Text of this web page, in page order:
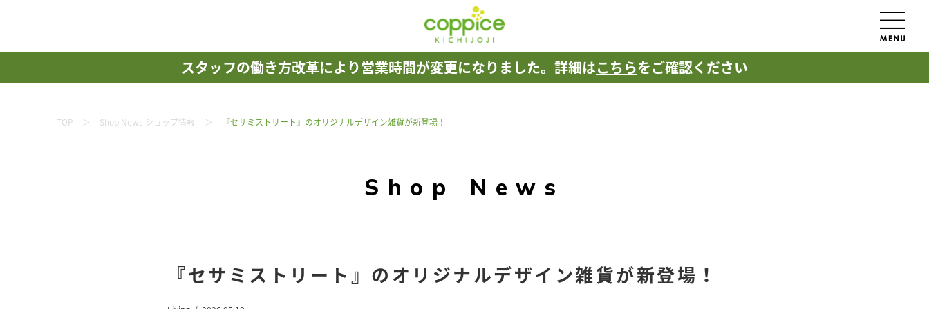
スタッフの働き方改革により営業時間が変更になりました。 詳細はこちらをご確認ください
TOP Shop News ショップ情報 『セサミストリート』のオリジナルデザイン雑貨が新登場！
Shop News
『セサミストリート』のオリジナルデザイン雑貨が新登場！